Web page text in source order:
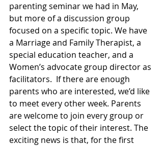
parenting seminar we had in May,
but more of a discussion group
focused on a specific topic. We have
a Marriage and Family Therapist, a
special education teacher, and a
Women’s advocate group director as
facilitators.  If there are enough
parents who are interested, we’d like
to meet every other week. Parents
are welcome to join every group or
select the topic of their interest. The
exciting news is that, for the first